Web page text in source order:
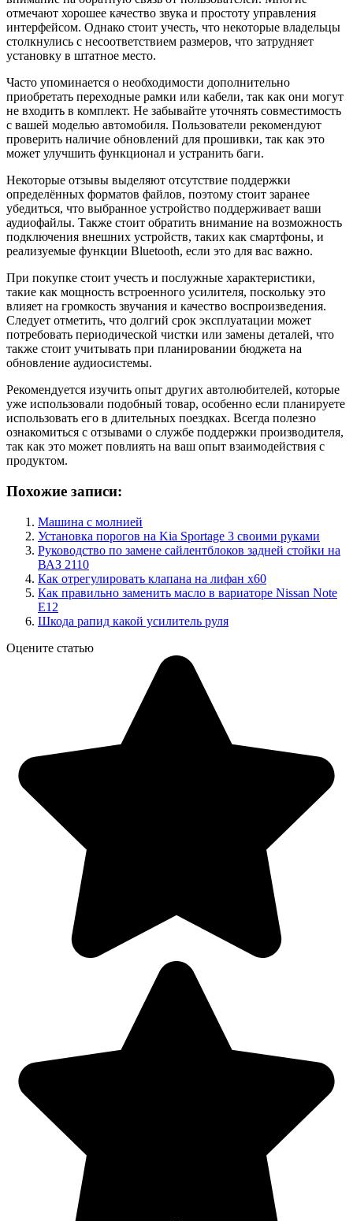
отмечают хорошее качество звука и простоту управления
интерфейсом. Однако стоит учесть, что некоторые владельцы
столкнулись с несоответствием размеров, что затрудняет
установку в штатное место.
Часто упоминается о необходимости дополнительно
приобретать переходные рамки или кабели, так как они могут
не входить в комплект. Не забывайте уточнять совместимость
с вашей моделью автомобиля. Пользователи рекомендуют
проверить наличие обновлений для прошивки, так как это
может улучшить функционал и устранить баги.
Некоторые отзывы выделяют отсутствие поддержки
определённых форматов файлов, поэтому стоит заранее
убедиться, что выбранное устройство поддерживает ваши
аудиофайлы. Также стоит обратить внимание на возможность
подключения внешних устройств, таких как смартфоны, и
реализуемые функции Bluetooth, если это для вас важно.
При покупке стоит учесть и послужные характеристики,
такие как мощность встроенного усилителя, поскольку это
влияет на громкость звучания и качество воспроизведения.
Следует отметить, что долгий срок эксплуатации может
потребовать периодической чистки или замены деталей, что
также стоит учитывать при планировании бюджета на
обновление аудиосистемы.
Рекомендуется изучить опыт других автолюбителей, которые
уже использовали подобный товар, особенно если планируете
использовать его в длительных поездках. Всегда полезно
ознакомиться с отзывами о службе поддержки производителя,
так как это может повлиять на ваш опыт взаимодействия с
продуктом.
Похожие записи:
Машина с молнией
Установка порогов на Kia Sportage 3 своими руками
Руководство по замене сайлентблоков задней стойки на
ВАЗ 2110
Как отрегулировать клапана на лифан х60
Как правильно заменить масло в вариаторе Nissan Note
E12
Шкода рапид какой усилитель руля
Оцените статью